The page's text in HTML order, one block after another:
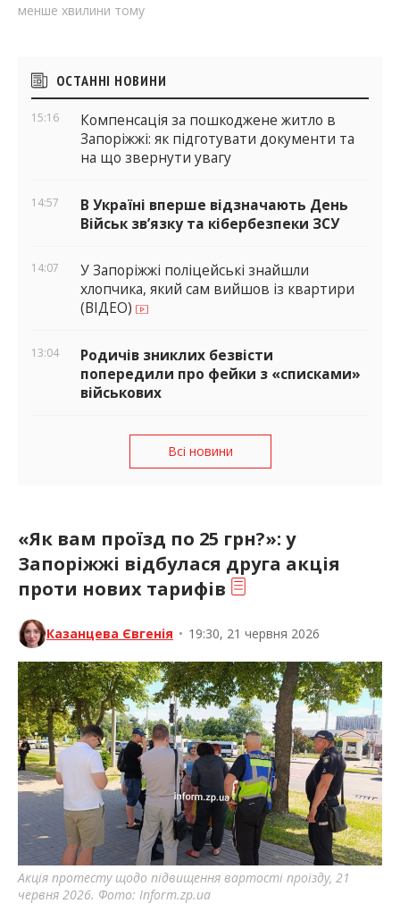
менше хвилини тому
Бічні
віджети
ОСТАННІ НОВИНИ
15:16
Компенсація за пошкоджене житло в
Запоріжжі: як підготувати документи та
на що звернути увагу
14:57
В Україні вперше відзначають День
Військ зв’язку та кібербезпеки ЗСУ
14:07
У Запоріжжі поліцейські знайшли
хлопчика, який сам вийшов із квартири
(ВІДЕО)
13:04
Родичів зниклих безвісти
попередили про фейки з «списками»
військових
Всі новини
«Як вам проїзд по 25 грн?»: у
Запоріжжі відбулася друга акція
проти нових тарифів
Казанцева Євгенія • 19:30, 21 червня 2026
Акція протесту щодо підвищення вартості проїзду, 21
червня 2026. Фото: Inform.zp.ua